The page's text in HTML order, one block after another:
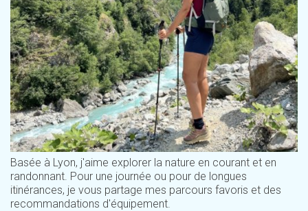
Basée à Lyon, j'aime explorer la nature en courant et en
randonnant. Pour une journée ou pour de longues
itinérances, je vous partage mes parcours favoris et des
recommandations d'équipement.